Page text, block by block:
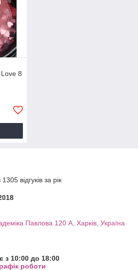
8
відгуків за рік
Павлова 120 А, Харків, Україна
з 10:00 до 18:00
роботи